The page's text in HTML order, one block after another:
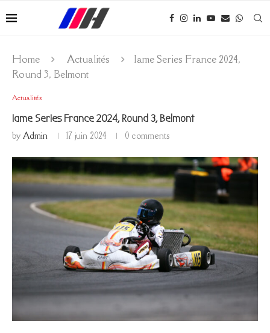
Home Actualités
Iame Series France 2024,
Round 3, Belmont
Actualités
Iame Series France 2024, Round 3, Belmont
by Admin 17 juin 2024 0 comments